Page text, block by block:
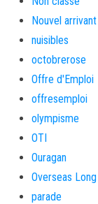
Nouvel arrivant
nuisibles
octobrerose
Offre d'Emploi
offresemploi
olympisme
OTI
Ouragan
Overseas
parade